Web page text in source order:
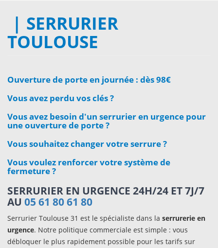
SERRURIER
TOULOUSE
Ouverture de porte en journée : dès 98€
Vous avez perdu vos clés ?
Vous avez besoin d'un serrurier en urgence pour
une ouverture de porte ?
Vous souhaitez changer votre serrure ?
Vous voulez renforcer votre système de
fermeture ?
SERRURIER EN URGENCE 24H/24 ET 7J/7
AU 05 61 80 61 80
Serrurier Toulouse 31 est le spécialiste dans la serrurerie en
urgence. Notre politique commerciale est simple : vous
débloquer le plus rapidement possible pour les tarifs sur